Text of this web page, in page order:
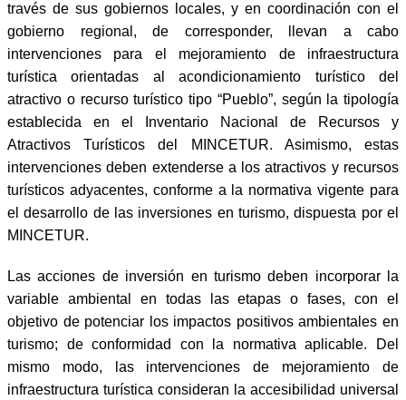
través de sus gobiernos locales, y en coordinación con el
gobierno regional, de corresponder, llevan a cabo
intervenciones para el mejoramiento de infraestructura
turística orientadas al acondicionamiento turístico del
atractivo o recurso turístico tipo “Pueblo”, según la tipología
establecida en el Inventario Nacional de Recursos y
Atractivos Turísticos del MINCETUR. Asimismo, estas
intervenciones deben extenderse a los atractivos y recursos
turísticos adyacentes, conforme a la normativa vigente para
el desarrollo de las inversiones en turismo, dispuesta por el
MINCETUR.
Las acciones de inversión en turismo deben incorporar la
variable ambiental en todas las etapas o fases, con el
objetivo de potenciar los impactos positivos ambientales en
turismo; de conformidad con la normativa aplicable. Del
mismo modo, las intervenciones de mejoramiento de
infraestructura turística consideran la accesibilidad universal